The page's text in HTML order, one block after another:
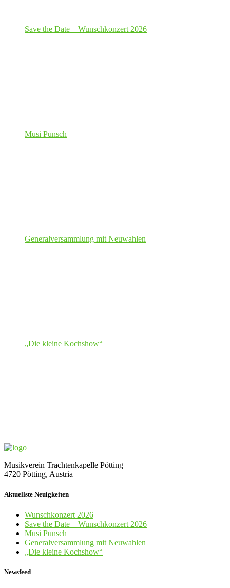
Save the Date – Wunschkonzert 2026
Musi Punsch
Generalversammlung mit Neuwahlen
„Die kleine Kochshow“
Musikverein Trachtenkapelle Pötting
4720 Pötting, Austria
Aktuellste Neuigkeiten
Wunschkonzert 2026
Save the Date – Wunschkonzert 2026
Musi Punsch
Generalversammlung mit Neuwahlen
„Die kleine Kochshow“
Newsfeed